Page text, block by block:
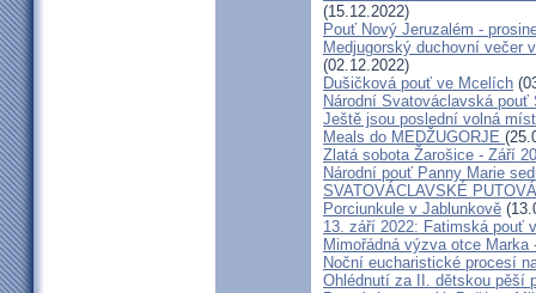
(15.12.2022)
Pouť Nový Jeruzalém -
Medjugorský duchovní večer
(02.12.2022)
Dušičková pouť ve Mcelích
Národní Svatováclavská pouť
Ještě jsou poslední volná
Meals do MEDŽUGORJE
Zlatá sobota Žarošice - Září
Národní pouť Panny Marie
SVATOVÁCLAVSKÉ
Porciunkule v Jablunkově
13. září 2022: Fatimská pouť
Mimořádná výzva otce
Noční eucharistické procesí
Ohlédnutí za II. dětskou pěší